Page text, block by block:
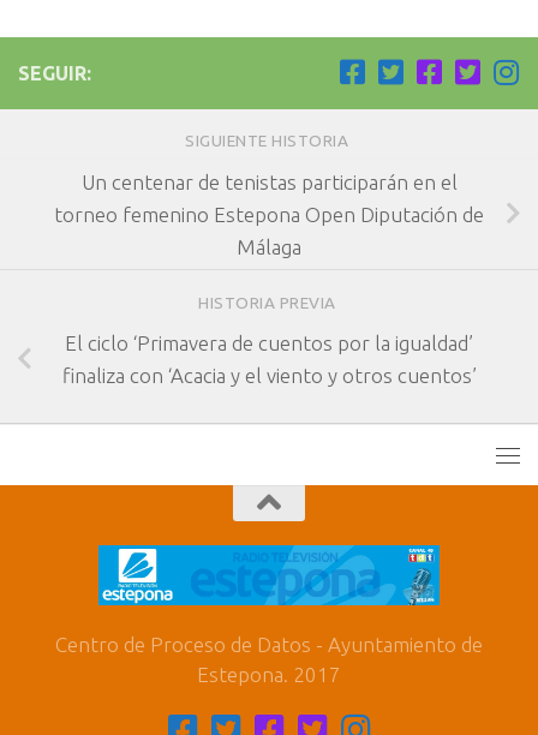
SEGUIR:
SIGUIENTE HISTORIA
Un centenar de tenistas participarán en el
torneo femenino Estepona Open Diputación de
Málaga
HISTORIA PREVIA
El ciclo ‘Primavera de cuentos por la igualdad’
finaliza con ‘Acacia y el viento y otros cuentos’
Centro de Proceso de Datos - Ayuntamiento de
Estepona. 2017